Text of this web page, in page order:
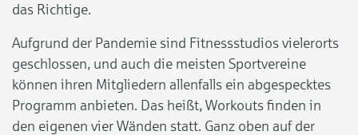
das Richtige.
Aufgrund der Pandemie sind Fitnessstudios vielerorts
geschlossen, und auch die meisten Sportvereine
können ihren Mitgliedern allenfalls ein abgespecktes
Programm anbieten. Das heißt, Workouts finden in
den eigenen vier Wänden statt. Ganz oben auf der